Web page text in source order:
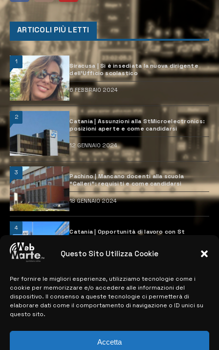
Questo Sito Utilizza Cookie
Per fornire le migliori esperienze, utilizziamo tecnologie come i
cookie per memorizzare e/o accedere alle informazioni del
dispositivo. Il consenso a queste tecnologie ci permetterà di
elaborare dati come il comportamento di navigazione o ID unici su
questo sito.
Accetta
ARTICOLI PIÙ LETTI
1
Siracusa | Si è insediata la nuova dirigente
dell’Ufficio scolastico
6 FEBBRAIO 2024
2
Catania | Assunzioni alla StMicroelectronics:
posizioni aperte e come candidarsi
12 GENNAIO 2024
3
Pachino | Mancano docenti alla scuola
“Calleri”: requisiti e come candidarsi
18 GENNAIO 2024
4
Catania | Opportunità di lavoro con St
28 MARZO 2024
MAPPA DEL SITO
> NOTIZIE